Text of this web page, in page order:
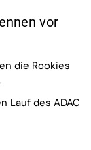
vor
die Rookies
Lauf des ADAC